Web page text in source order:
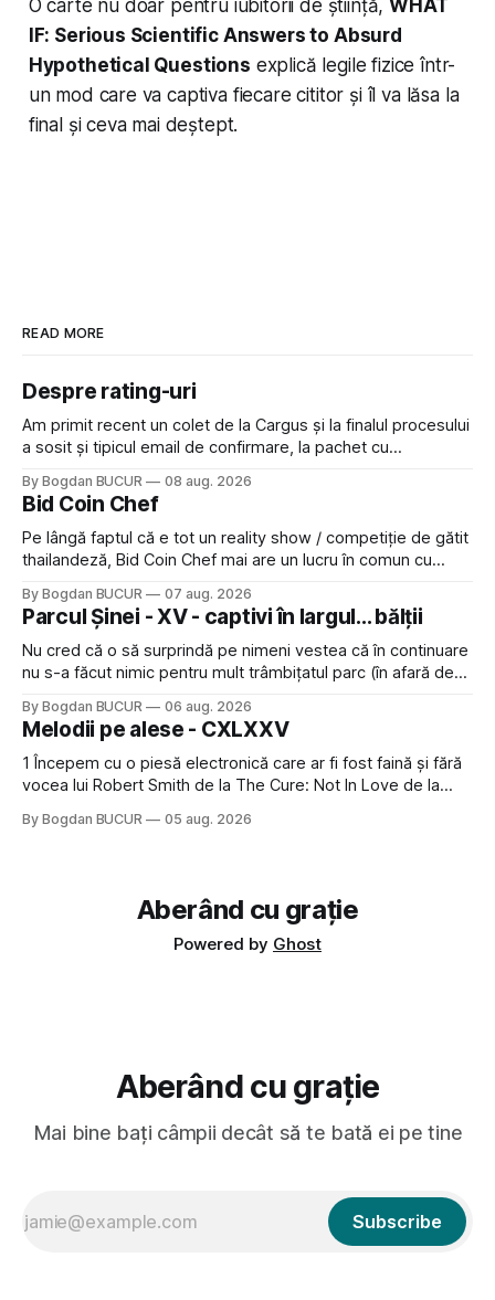
O carte nu doar pentru iubitorii de știință,WHAT
IF: Serious Scientific Answers to Absurd
Hypothetical Questions explică legile fizice într-
un mod care va captiva fiecare cititor și îl va lăsa la
final și ceva mai deștept.
READ MORE
Despre rating-uri
Am primit recent un colet de la Cargus și la finalul procesului
a sosit și tipicul email de confirmare, la pachet cu
feedback-ului și eram în toate bune, de data asta am dat
click să le las un rating. Un 5
By Bogdan BUCUR 08 aug. 2026
Bid Coin Chef
Pe lângă faptul că e tot un reality show / competiție de gătit
thailandeză, Bid Coin Chef mai are un lucru în comun cu
lăsat rece la prima vedere, după care m-a făcut să mă
îndrăgostesc de el. Nu mi-a plăcut faptul
By Bogdan BUCUR 07 aug. 2026
Parcul Șinei - XV - captivi în largul... bălții
Nu cred că o să surprindă pe nimeni vestea că în continuare
nu s-a făcut nimic pentru mult trâmbițatul parc (în afară de
timp pui și latră prin gard la lumea care trece prin zonă). Am
avut, în schimb, o belea
By Bogdan BUCUR 06 aug. 2026
Melodii pe alese - CXLXXV
1 Începem cu o piesă electronică care ar fi fost faină și fără
vocea lui Robert Smith de la The Cure: Not In Love de la
a dovedit că jumătatea masculină a acelui duo era cam
By Bogdan BUCUR 05 aug. 2026
Aberând cu grație
Powered by Ghost
Aberând cu grație
Mai bine bați câmpii decât să te bată ei pe tine
Subscribe